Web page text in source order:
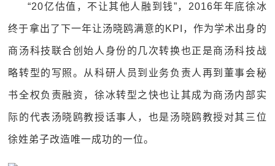
“20亿估值，不让其他人融到钱”，2016年年底徐冰
终于拿出了下一年让汤晓鸥满意的KPI，作为学术出身的
商汤科技联合创始人身份的几次转换也正是商汤科技战
略转型的写照。从科研人员到业务负责人再到董事会秘
书全权负责融资，徐冰转型之快也让其成为商汤内部实
际的代表汤晓鸥教授话事人，也是汤晓鸥教授对其三位
徐姓弟子改造唯一成功的一位。